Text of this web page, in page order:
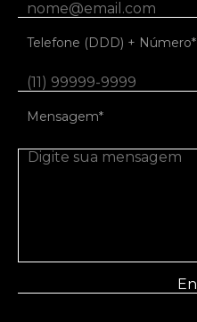
Telefone (DDD) + Número*
Mensagem*